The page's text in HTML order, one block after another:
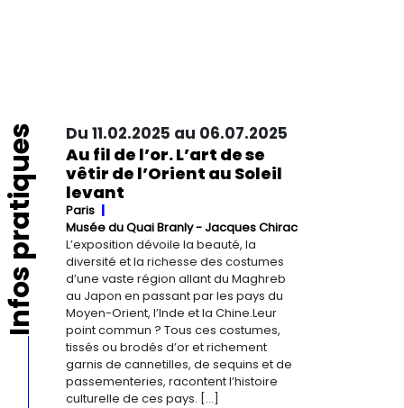
Infos pratiques Du 11.02.2025 au 06.07.2025
Au fil de l’or. L’art de se
vêtir de l’Orient au Soleil
levant
Paris
Musée du Quai Branly - Jacques Chirac
L’exposition dévoile la beauté, la
diversité et la richesse des costumes
d’une vaste région allant du Maghreb
au Japon en passant par les pays du
Moyen-Orient, l’Inde et la Chine.Leur
point commun ? Tous ces costumes,
tissés ou brodés d’or et richement
garnis de cannetilles, de sequins et de
passementeries, racontent l’histoire
culturelle de ces pays. […]